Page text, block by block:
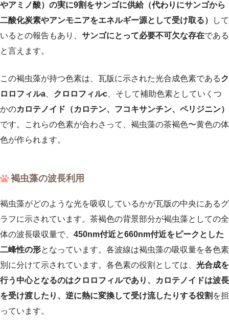
やアミノ酸）の実に9割をサンゴに供給（代わりにサンゴから
二酸化炭素やアンモニアをエネルギー源として受け取る）
して
いるとの報告もあり、 サンゴにとって必要不可欠な存在である
と言えます。
この褐虫藻が持つ色素は、瓦版に示された光合成色素であるク
ロロフィルa
クロロフィルc 、そして補助色素としていくつ
かのカロテノイド（カロテン、フコキサンチン、ペリジニン）
です。これらの色素が合わさって、褐虫藻の茶褐色〜黄色の体
色が作られます。
褐虫藻の波長利用
褐虫藻がどのような光を吸収しているかが瓦版の中央にあるグ
ラフに示されています。茶褐色の背景部分が褐虫藻としての全
体の波長吸収量で、 450nm付近と660nm付近をピークとした
二峰性の形となっています。各波線は褐虫藻の吸収量を各色素
別に分けて示されています。各色素の役割としては、 光合成を
行う中心となるのはクロロフィルであり、カロテノイドは波長
を受け渡したり、逆に熱に変換して受け流したりする役割 を担
っています。